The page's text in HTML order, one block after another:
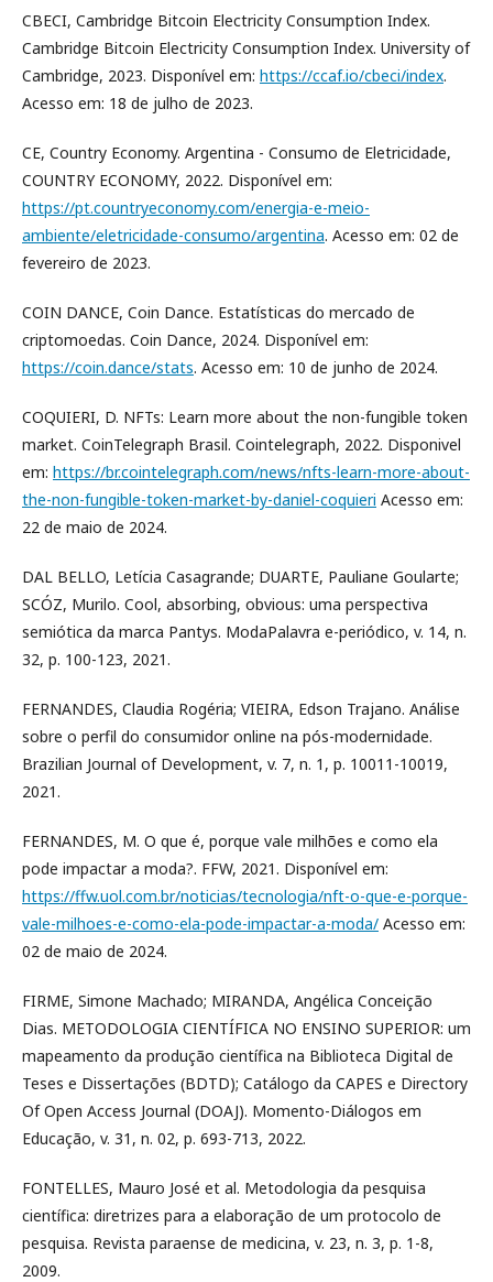
CBECI, Cambridge Bitcoin Electricity Consumption Index.
Cambridge Bitcoin Electricity Consumption Index. University of
Cambridge, 2023. Disponível em: https://ccaf.io/cbeci/index.
Acesso em: 18 de julho de 2023.
CE, Country Economy. Argentina - Consumo de Eletricidade,
COUNTRY ECONOMY, 2022. Disponível em:
https://pt.countryeconomy.com/energia-e-meio-
ambiente/eletricidade-consumo/argentina. Acesso em: 02 de
fevereiro de 2023.
COIN DANCE, Coin Dance. Estatísticas do mercado de
criptomoedas. Coin Dance, 2024. Disponível em:
https://coin.dance/stats. Acesso em: 10 de junho de 2024.
COQUIERI, D. NFTs: Learn more about the non-fungible token
market. CoinTelegraph Brasil. Cointelegraph, 2022. Disponivel
em: https://br.cointelegraph.com/news/nfts-learn-more-about-
the-non-fungible-token-market-by-daniel-coquieri Acesso em:
22 de maio de 2024.
DAL BELLO, Letícia Casagrande; DUARTE, Pauliane Goularte;
SCÓZ, Murilo. Cool, absorbing, obvious: uma perspectiva
semiótica da marca Pantys. ModaPalavra e-periódico, v. 14, n.
32, p. 100-123, 2021.
FERNANDES, Claudia Rogéria; VIEIRA, Edson Trajano. Análise
sobre o perfil do consumidor online na pós-modernidade.
Brazilian Journal of Development, v. 7, n. 1, p. 10011-10019,
2021.
FERNANDES, M. O que é, porque vale milhões e como ela
pode impactar a moda?. FFW, 2021. Disponível em:
https://ffw.uol.com.br/noticias/tecnologia/nft-o-que-e-porque-
vale-milhoes-e-como-ela-pode-impactar-a-moda/ Acesso em:
02 de maio de 2024.
FIRME, Simone Machado; MIRANDA, Angélica Conceição
Dias. METODOLOGIA CIENTÍFICA NO ENSINO SUPERIOR: um
mapeamento da produção científica na Biblioteca Digital de
Teses e Dissertações (BDTD); Catálogo da CAPES e Directory
Of Open Access Journal (DOAJ). Momento-Diálogos em
Educação, v. 31, n. 02, p. 693-713, 2022.
FONTELLES, Mauro José et al. Metodologia da pesquisa
científica: diretrizes para a elaboração de um protocolo de
pesquisa. Revista paraense de medicina, v. 23, n. 3, p. 1-8,
2009.